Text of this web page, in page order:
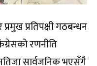
प्रतिपक्षी गठबन्धन
रणनीति
सार्वजनिक भएसँगै